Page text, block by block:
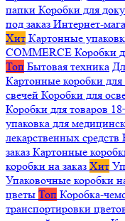
папки Коробки для
под заказ Интернет-
Хит Картонные
COMMERCE Коробки
Топ Бытовая техника
Картонные коробки для
свечей Коробки для
Коробки для товаров
упаковка для
лекарственных средств
заказ Картонные
коробки на заказ Хит
Упаковочные коробки
цветы Топ Коробка-
транспортировки